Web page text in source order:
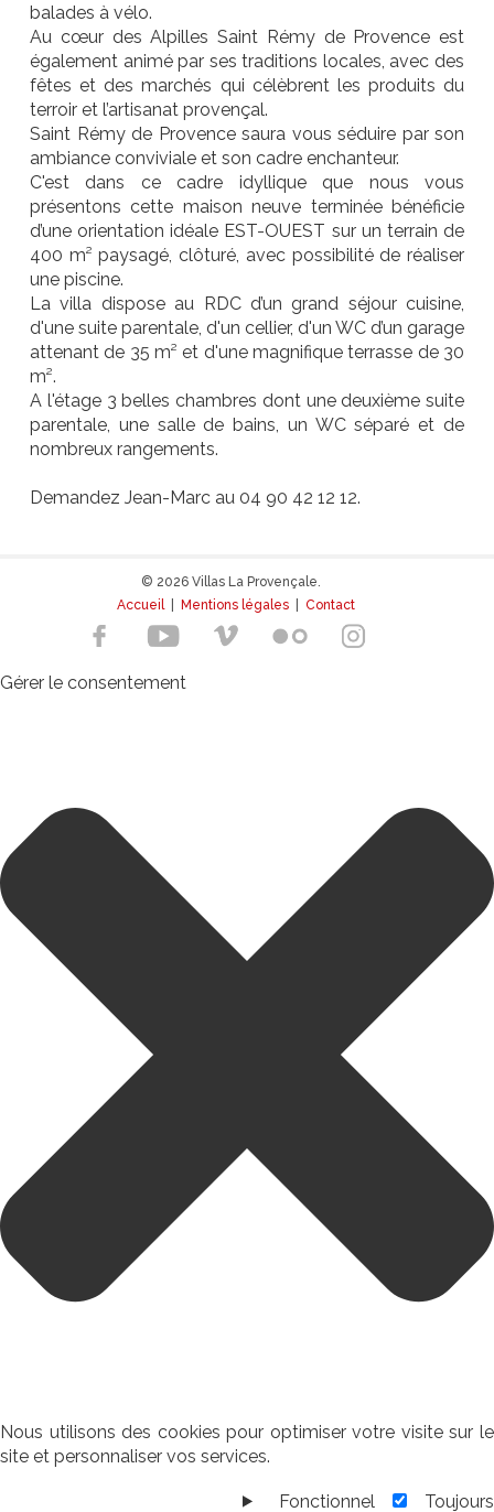
balades à vélo.
Au cœur des Alpilles Saint Rémy de Provence est
également animé par ses traditions locales, avec des
fêtes et des marchés qui célèbrent les produits du
terroir et l’artisanat provençal.
Saint Rémy de Provence saura vous séduire par son
ambiance conviviale et son cadre enchanteur.
C'est dans ce cadre idyllique que nous vous
présentons cette maison neuve terminée bénéficie
d’une orientation idéale EST-OUEST sur un terrain de
400 m² paysagé, clôturé, avec possibilité de réaliser
une piscine.
La villa dispose au RDC d’un grand séjour cuisine,
d'une suite parentale, d'un cellier, d'un WC d’un garage
attenant de 35 m² et d'une magnifique terrasse de 30
m².
A l'étage 3 belles chambres dont une deuxième suite
parentale, une salle de bains, un WC séparé et de
nombreux rangements.
Demandez Jean-Marc au 04 90 42 12 12.
© 2026 Villas La Provençale.
Accueil| Mentions légales Contact
Gérer le consentement
Nous utilisons des cookies pour optimiser votre visite sur le
site et personnaliser vos services.
Fonctionnel Toujours